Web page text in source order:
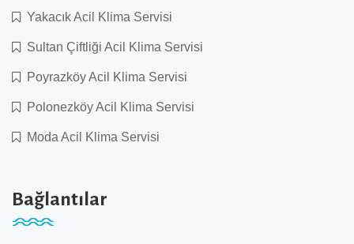
Yakacık Acil Klima Servisi
Sultan Çiftliği Acil Klima Servisi
Poyrazköy Acil Klima Servisi
Polonezköy Acil Klima Servisi
Moda Acil Klima Servisi
Bağlantılar